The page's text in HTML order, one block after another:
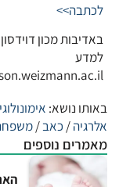
לכתבה>>
באדיבות מכון
למדע
באותו נושא:
אלרגיה/ כאב/
מאמרים נוספים